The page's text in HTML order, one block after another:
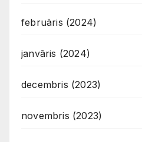
februāris (2024)
janvāris (2024)
decembris (2023)
novembris (2023)